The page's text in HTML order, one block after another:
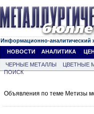
Информационно-аналитический
НОВОСТИ
АНАЛИТИКА
ЧЕРНЫЕ МЕТАЛЛЫ ЦВЕТНЫЕ
ПОИСК
Объявления по теме Метизы